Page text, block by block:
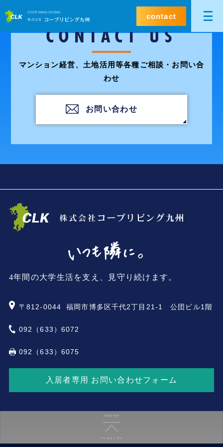
contact
CONTACT US
マンション経営、土地活用等各種ご相談・お問い合
わせ
お問い合わせ
4年間の大学生活を支え、見守り続けます。
〒812-0044 福岡市博多区千代2丁目21-1 公団ビル1階
092（633）6072
092（633）6075
入居者専用 お問い合わせフォーム